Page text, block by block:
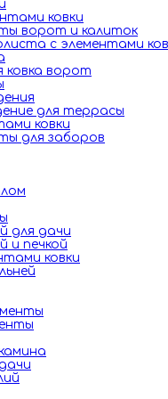
ковки
ворот и калиток
с элементами
ковка ворот
для террасы
ковки
для заборов
для дачи
и печкой
ковки